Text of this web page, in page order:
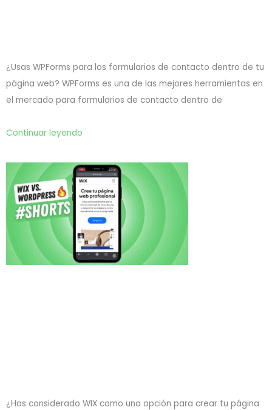
¿Usas WPForms para los formularios de contacto dentro de tu
página web? WPForms es una de las mejores herramientas en
el mercado para formularios de contacto dentro de
Continuar leyendo
¿Has considerado WIX como una opción para crear tu página